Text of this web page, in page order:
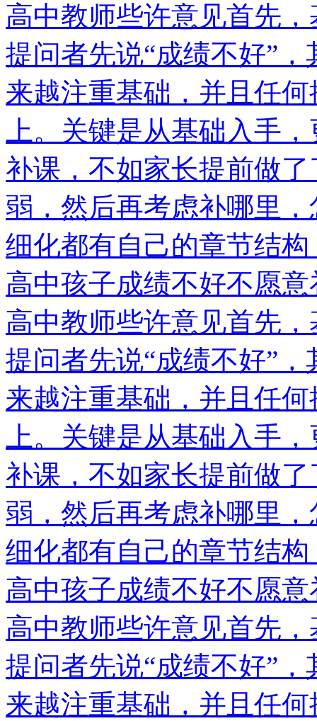
高中教师些许意见首先
提问者先说“成绩不好”
来越注重基础，并且任
上。关键是从基础入手
补课，不如家长提前做
弱，然后再考虑补哪里
细化都有自己的章节结
高中孩子成绩不好不愿
高中教师些许意见首先
提问者先说“成绩不好”
来越注重基础，并且任
上。关键是从基础入手
补课，不如家长提前做
弱，然后再考虑补哪里
细化都有自己的章节结
高中孩子成绩不好不愿
高中教师些许意见首先
提问者先说“成绩不好”
来越注重基础，并且任